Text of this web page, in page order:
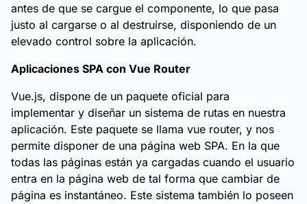
antes de que se cargue el componente, lo que pasa
justo al cargarse o al destruirse, disponiendo de un
elevado control sobre la aplicación.
Aplicaciones SPA con Vue Router
Vue.js, dispone de un paquete oficial para
implementar y diseñar un sistema de rutas en nuestra
aplicación. Este paquete se llama vue router, y nos
permite disponer de una página web SPA. En la que
todas las páginas están ya cargadas cuando el usuario
entra en la página web de tal forma que cambiar de
página es instantáneo. Este sistema también lo poseen